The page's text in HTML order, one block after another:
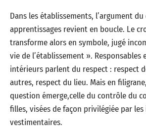
Dans les établissements, l’argument
apprentissages revient en boucle. Le
transforme alors en symbole, jugé
vie de l’établissement ». Responsables
intérieurs parlent du respect : respect
autres, respect du lieu. Mais en
question émerge,celle du contrôle du
filles, visées de façon privilégiée par
vestimentaires.